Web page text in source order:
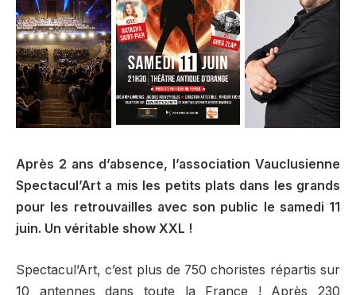
Après 2 ans d’absence, l’association Vauclusienne
Spectacul’Art a mis les petits plats dans les grands
pour les retrouvailles avec son public le samedi 11
juin. Un véritable show XXL !
Spectacul’Art, c’est plus de 750 choristes répartis sur
10 antennes dans toute la France ! Après 230